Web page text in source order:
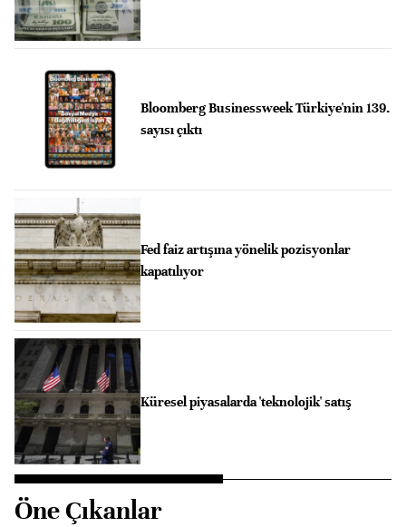
Bloomberg Businessweek Türkiye'nin 139.
sayısı çıktı
Fed faiz artışına yönelik pozisyonlar
kapatılıyor
Küresel piyasalarda 'teknolojik' satış
Öne Çıkanlar